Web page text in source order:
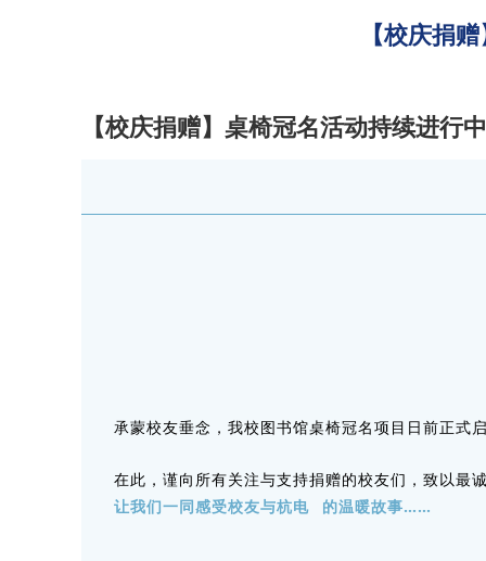
【校庆捐
【校庆捐赠】桌椅冠名活动持续进行
承蒙校友垂念，我校图书馆桌椅冠名项目日前正式
在此，谨向所有关注与支持捐赠的校友们，致以最
让我们一同感受校友与杭电 的温暖故事……